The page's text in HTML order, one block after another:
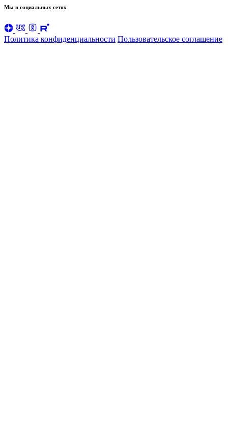
Мы в социальных сетях
Политика конфиденциальности Пользовательское соглашение